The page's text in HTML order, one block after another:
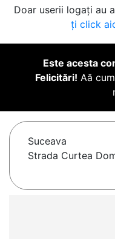
Doar userii logați au
ți click
Este acesta
Felicitări! Aă
Suceava
Strada Curtea